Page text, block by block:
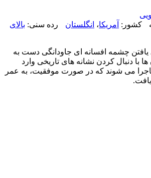
کشور: آمریکا، انگلستان رده سنی: بالای
یافتن چشمه افسانه ای جاودانگی دست به
با دنبال کردن نشانه های تاریخی وارد
می شوند که در صورت موفقیت، به عمر